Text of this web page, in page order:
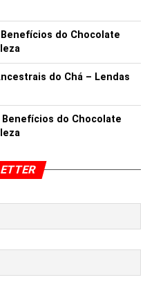
do Chocolate
do Chá – Lendas
Benefícios do Chocolate